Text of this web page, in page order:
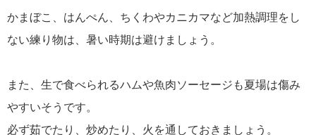
かまぼこ、はんぺん、ちくわやカニカマなど加熱調理をし
ない練り物は、暑い時期は避けましょう。
また、生で食べられるハムや魚肉ソーセージも夏場は傷み
やすいそうです。
必ず茹でたり、炒めたり、火を通しておきましょう。